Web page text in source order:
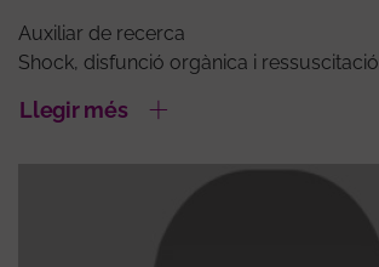
Auxiliar de recerca
Shock, disfunció orgànica i ressuscitació
Llegir més